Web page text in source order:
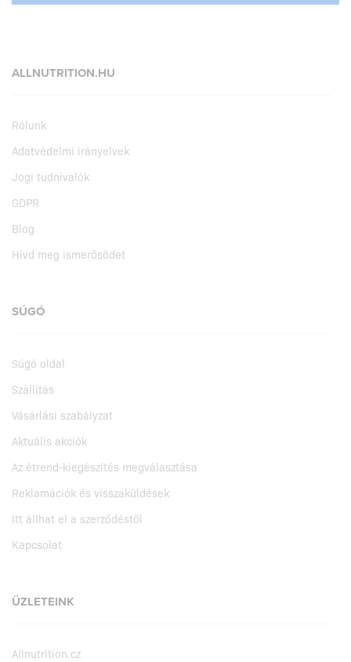
ALLNUTRITION.HU
Rólunk
Adatvédelmi irányelvek
Jogi tudnivalók
GDPR
Blog
Hívd meg ismerősödet
SÚGÓ
Súgó oldal
Szállítás
Vásárlási szabályzat
Aktuális akciók
Az étrend-kiegészítés megválasztása
Reklamációk és visszaküldések
Itt állhat el a szerződéstől
Kapcsolat
ÜZLETEINK
Allnutrition.cz